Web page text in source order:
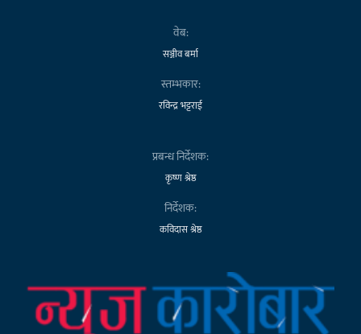
वेब:
सञ्जीव बर्मा
स्तम्भकार:
रविन्द्र भट्टराई
प्रबन्ध निर्देशक:
कृष्ण श्रेष्ठ
निर्देशक:
कविदास श्रेष्ठ